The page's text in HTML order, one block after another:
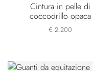
Cintura in pelle di
coccodrillo opaca
€ 2.200